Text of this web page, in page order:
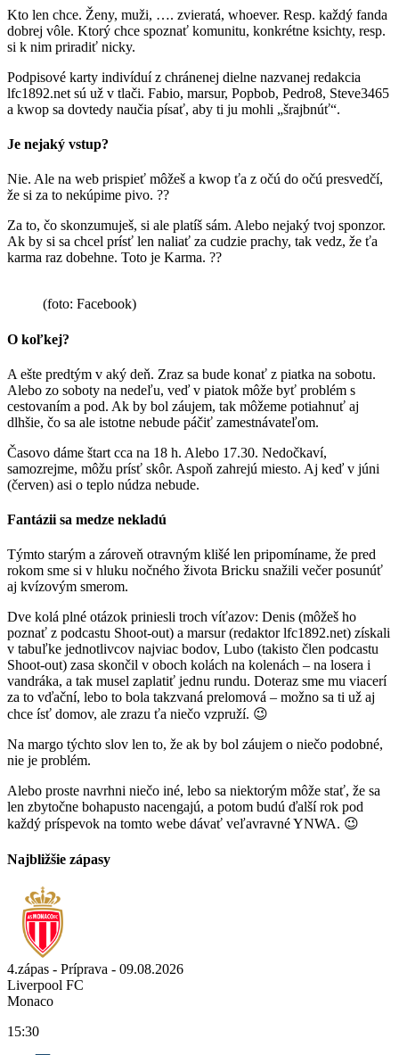
Kto len chce. Ženy, muži, …. zvieratá, whoever. Resp. každý fanda
dobrej vôle. Ktorý chce spoznať komunitu, konkrétne ksichty, resp.
si k nim priradiť nicky.
Podpisové karty indivíduí z chránenej dielne nazvanej redakcia
lfc1892.net sú už v tlači. Fabio, marsur, Popbob, Pedro8, Steve3465
a kwop sa dovtedy naučia písať, aby ti ju mohli „šrajbnúť“.
Je nejaký vstup?
Nie. Ale na web prispieť môžeš a kwop ťa z očú do očú presvedčí,
že si za to nekúpime pivo. ??
Za to, čo skonzumuješ, si ale platíš sám. Alebo nejaký tvoj sponzor.
Ak by si sa chcel prísť len naliať za cudzie prachy, tak vedz, že ťa
karma raz dobehne. Toto je Karma. ??
(foto: Facebook)
O koľkej?
A ešte predtým v aký deň. Zraz sa bude konať z piatka na sobotu.
Alebo zo soboty na nedeľu, veď v piatok môže byť problém s
cestovaním a pod. Ak by bol záujem, tak môžeme potiahnuť aj
dlhšie, čo sa ale istotne nebude páčiť zamestnávateľom.
Časovo dáme štart cca na 18 h. Alebo 17.30. Nedočkaví,
samozrejme, môžu prísť skôr. Aspoň zahrejú miesto. Aj keď v júni
(červen) asi o teplo núdza nebude.
Fantázii sa medze nekladú
Týmto starým a zároveň otravným klišé len pripomíname, že pred
rokom sme si v hluku nočného života Bricku snažili večer posunúť
aj kvízovým smerom.
Dve kolá plné otázok priniesli troch víťazov: Denis (môžeš ho
poznať z podcastu Shoot-out) a marsur (redaktor lfc1892.net) získali
v tabuľke jednotlivcov najviac bodov, Lubo (takisto člen podcastu
Shoot-out) zasa skončil v oboch kolách na kolenách – na losera i
vandráka, a tak musel zaplatiť jednu rundu. Doteraz sme mu viacerí
za to vďační, lebo to bola takzvaná prelomová – možno sa ti už aj
chce ísť domov, ale zrazu ťa niečo vzpruží. 😉
Na margo týchto slov len to, že ak by bol záujem o niečo podobné,
nie je problém.
Alebo proste navrhni niečo iné, lebo sa niektorým môže stať, že sa
len zbytočne bohapusto nacengajú, a potom budú ďalší rok pod
každý príspevok na tomto webe dávať veľavravné YNWA. 😉
Najbližšie zápasy
4.zápas - Príprava - 09.08.2026
Liverpool FC
Monaco
15:30